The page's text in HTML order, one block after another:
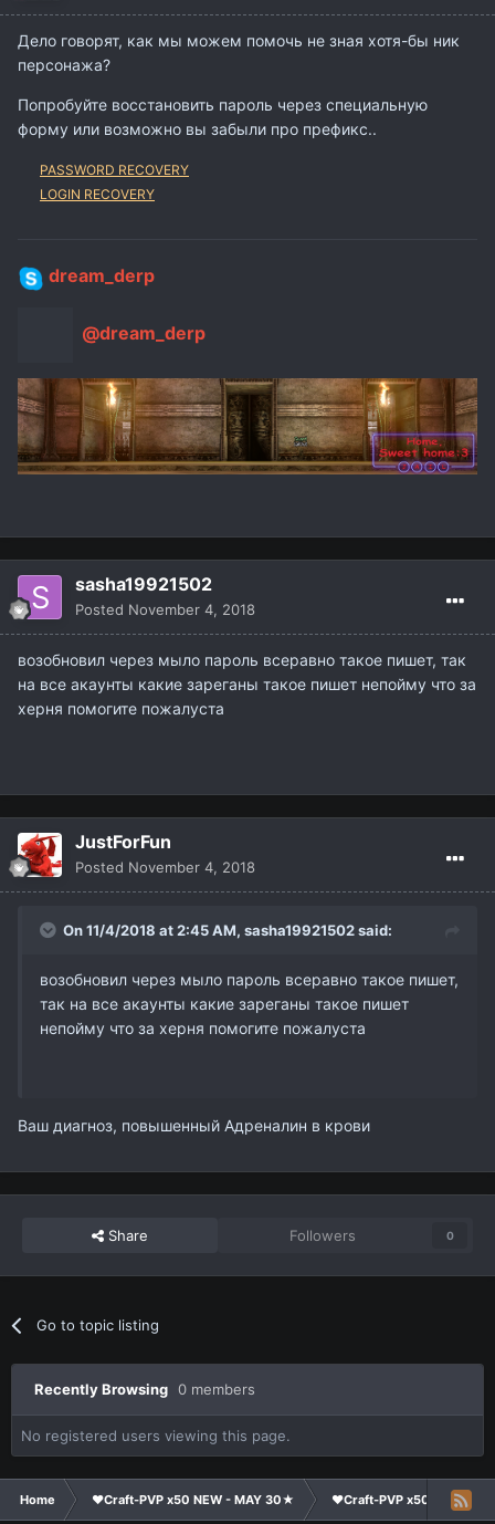
Дело говорят, как мы можем помочь не зная хотя-бы ник
персонажа?
Попробуйте восстановить пароль через специальную
форму или возможно вы забыли про префикс..
PASSWORD RECOVERY
LOGIN RECOVERY
@dream_derp
PostedNovember 4, 2018
возобновил через мыло пароль всеравно такое пишет, так
на все акаунты какие зареганы такое пишет непойму что за
херня помогите пожалуста
PostedNovember 4, 2018
On 11/4/2018 at 2:45 AM,sasha19921502
возобновил через мыло пароль всеравно такое пишет,
непойму что за херня помогите пожалуста
Recently Browsing
No registered users viewing this page.
❤Craft-PVP x50 NEW - MAY 30★